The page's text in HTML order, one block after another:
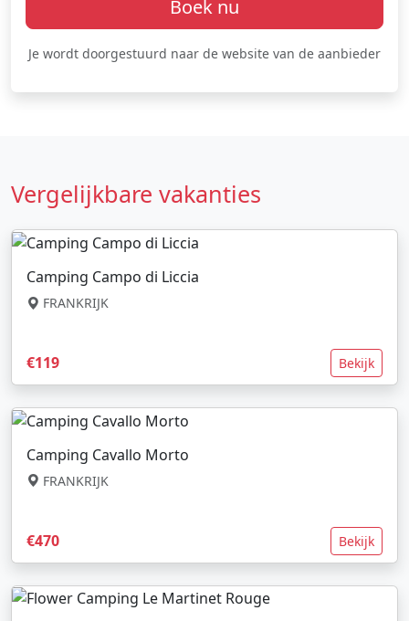
Boek nu
Je wordt doorgestuurd naar de website van de aanbieder
Vergelijkbare vakanties
Camping Campo di Liccia
FRANKRIJK
€119 Bekijk
Camping Cavallo Morto
FRANKRIJK
€470 Bekijk